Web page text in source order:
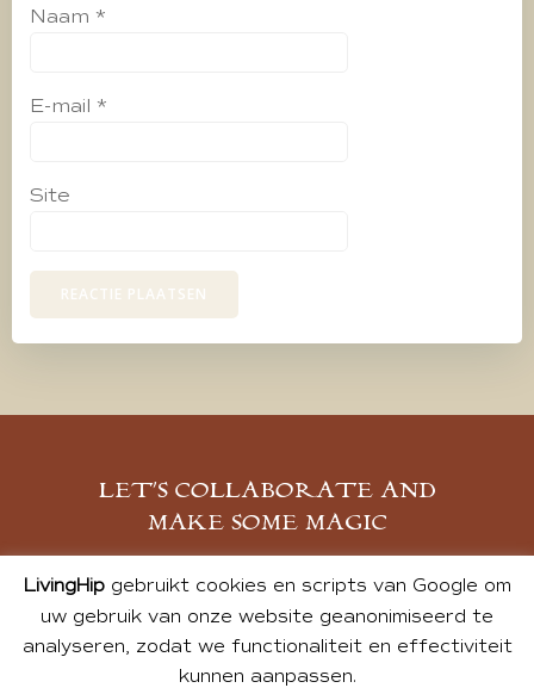
Naam *
E-mail *
Site
LET’S COLLABORATE AND
MAKE SOME MAGIC
MELD JE AAN
LivingHipgebruikt cookies en scripts van Google om
uw gebruik van onze website geanonimiseerd te
analyseren, zodat we functionaliteit en effectiviteit
kunnen aanpassen.